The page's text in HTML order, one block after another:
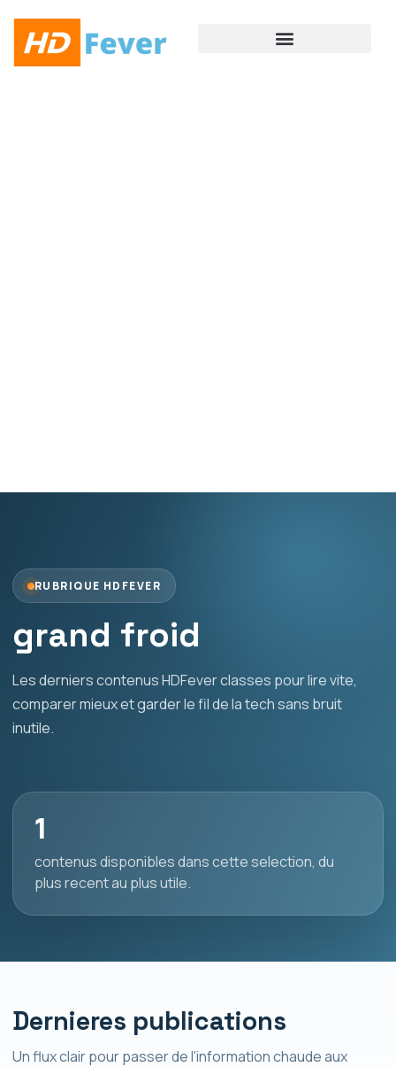
RUBRIQUE HDFEVER
grand froid
Les derniers contenus HDFever classes pour lire vite,
comparer mieux et garder le fil de la tech sans bruit
inutile.
1
contenus disponibles dans cette selection, du
plus recent au plus utile.
Dernieres publications
Un flux clair pour passer de l'information chaude aux